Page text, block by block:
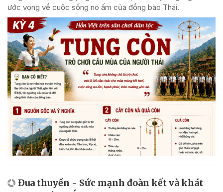
ước vọng về cuộc sống no ấm của đồng bào Thái.
Đua thuyền - Sức mạnh đoàn kết và khát